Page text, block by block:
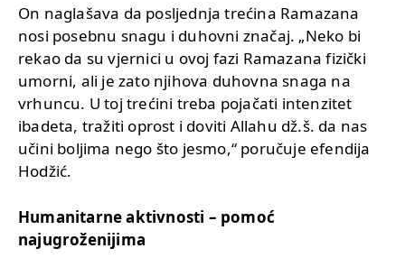
On naglašava da posljednja trećina Ramazana
nosi posebnu snagu i duhovni značaj. „Neko bi
rekao da su vjernici u ovoj fazi Ramazana fizički
umorni, ali je zato njihova duhovna snaga na
vrhuncu. U toj trećini treba pojačati intenzitet
ibadeta, tražiti oprost i doviti Allahu dž.š. da nas
učini boljima nego što jesmo,“ poručuje efendija
Hodžić.
Humanitarne aktivnosti – pomoć
najugroženijima